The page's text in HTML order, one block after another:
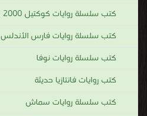
كتب سلسلة روايات كوكتيل 2000
كتب سلسلة روايات فارس الأندلس
كتب سلسلة روايات نوفا
كتب روايات فانتازيا حديثة
كتب سلسلة روايات سماش